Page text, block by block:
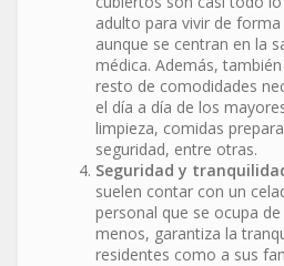
adulto para vivir de
aunque se centran en la
médica. Además,
resto de comodidades
el día a día de los
limpieza, comidas
seguridad, entre otras.
Seguridad y
suelen contar con un
personal que se ocupa
menos, garantiza la
residentes como a sus